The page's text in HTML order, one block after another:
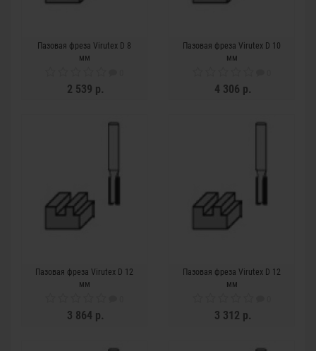
Пазовая фреза Virutex D 8
мм
2 539 р.
Пазовая фреза Virutex D 10
мм
4 306 р.
Пазовая фреза Virutex D 12
мм
3 864 р.
Пазовая фреза Virutex D 12
мм
3 312 р.